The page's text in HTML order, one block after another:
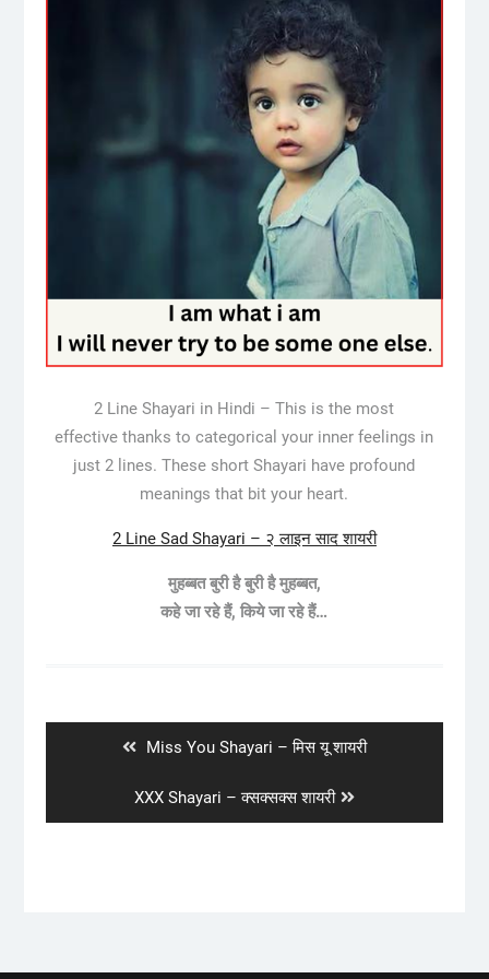
2 Line Shayari in Hindi – This is the most
effective thanks to categorical your inner feelings in
just 2 lines. These short Shayari have profound
meanings that bit your heart.
2 Line Sad Shayari – २ लाइन साद शायरी
मुहब्बत बुरी है बुरी है मुहब्बत,
कहे जा रहे हैं, किये जा रहे हैं…
Previous
Miss You Shayari – मिस यू शायरी
Next
post:
XXX Shayari – क्सक्सक्स शायरी